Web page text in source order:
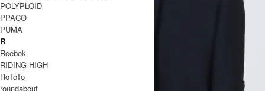
POLYPLOID
PPACO
PUMA
R
Reebok
RIDING HIGH
RoToTo
roundabout